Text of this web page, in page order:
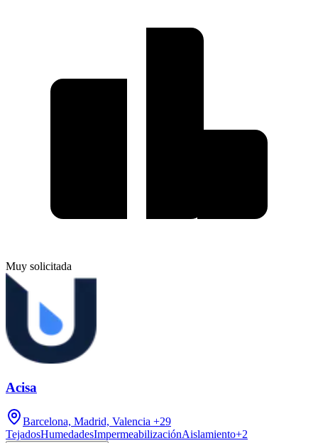
Muy solicitada
Acisa
Barcelona, Madrid, Valencia +29
TejadosHumedadesImpermeabilizaciónAislamiento+2